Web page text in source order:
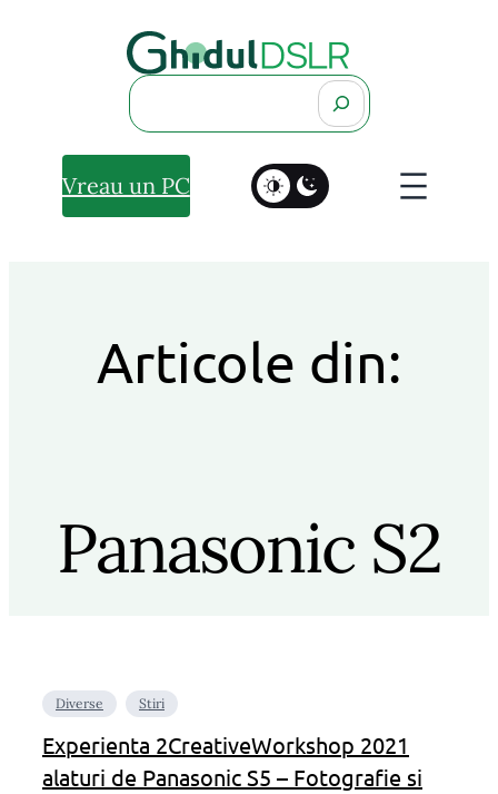
Search
Vreau un PC
Articole din:
Panasonic S2
Diverse Stiri
Experienta 2CreativeWorkshop 2021
alaturi de Panasonic S5 – Fotografie si